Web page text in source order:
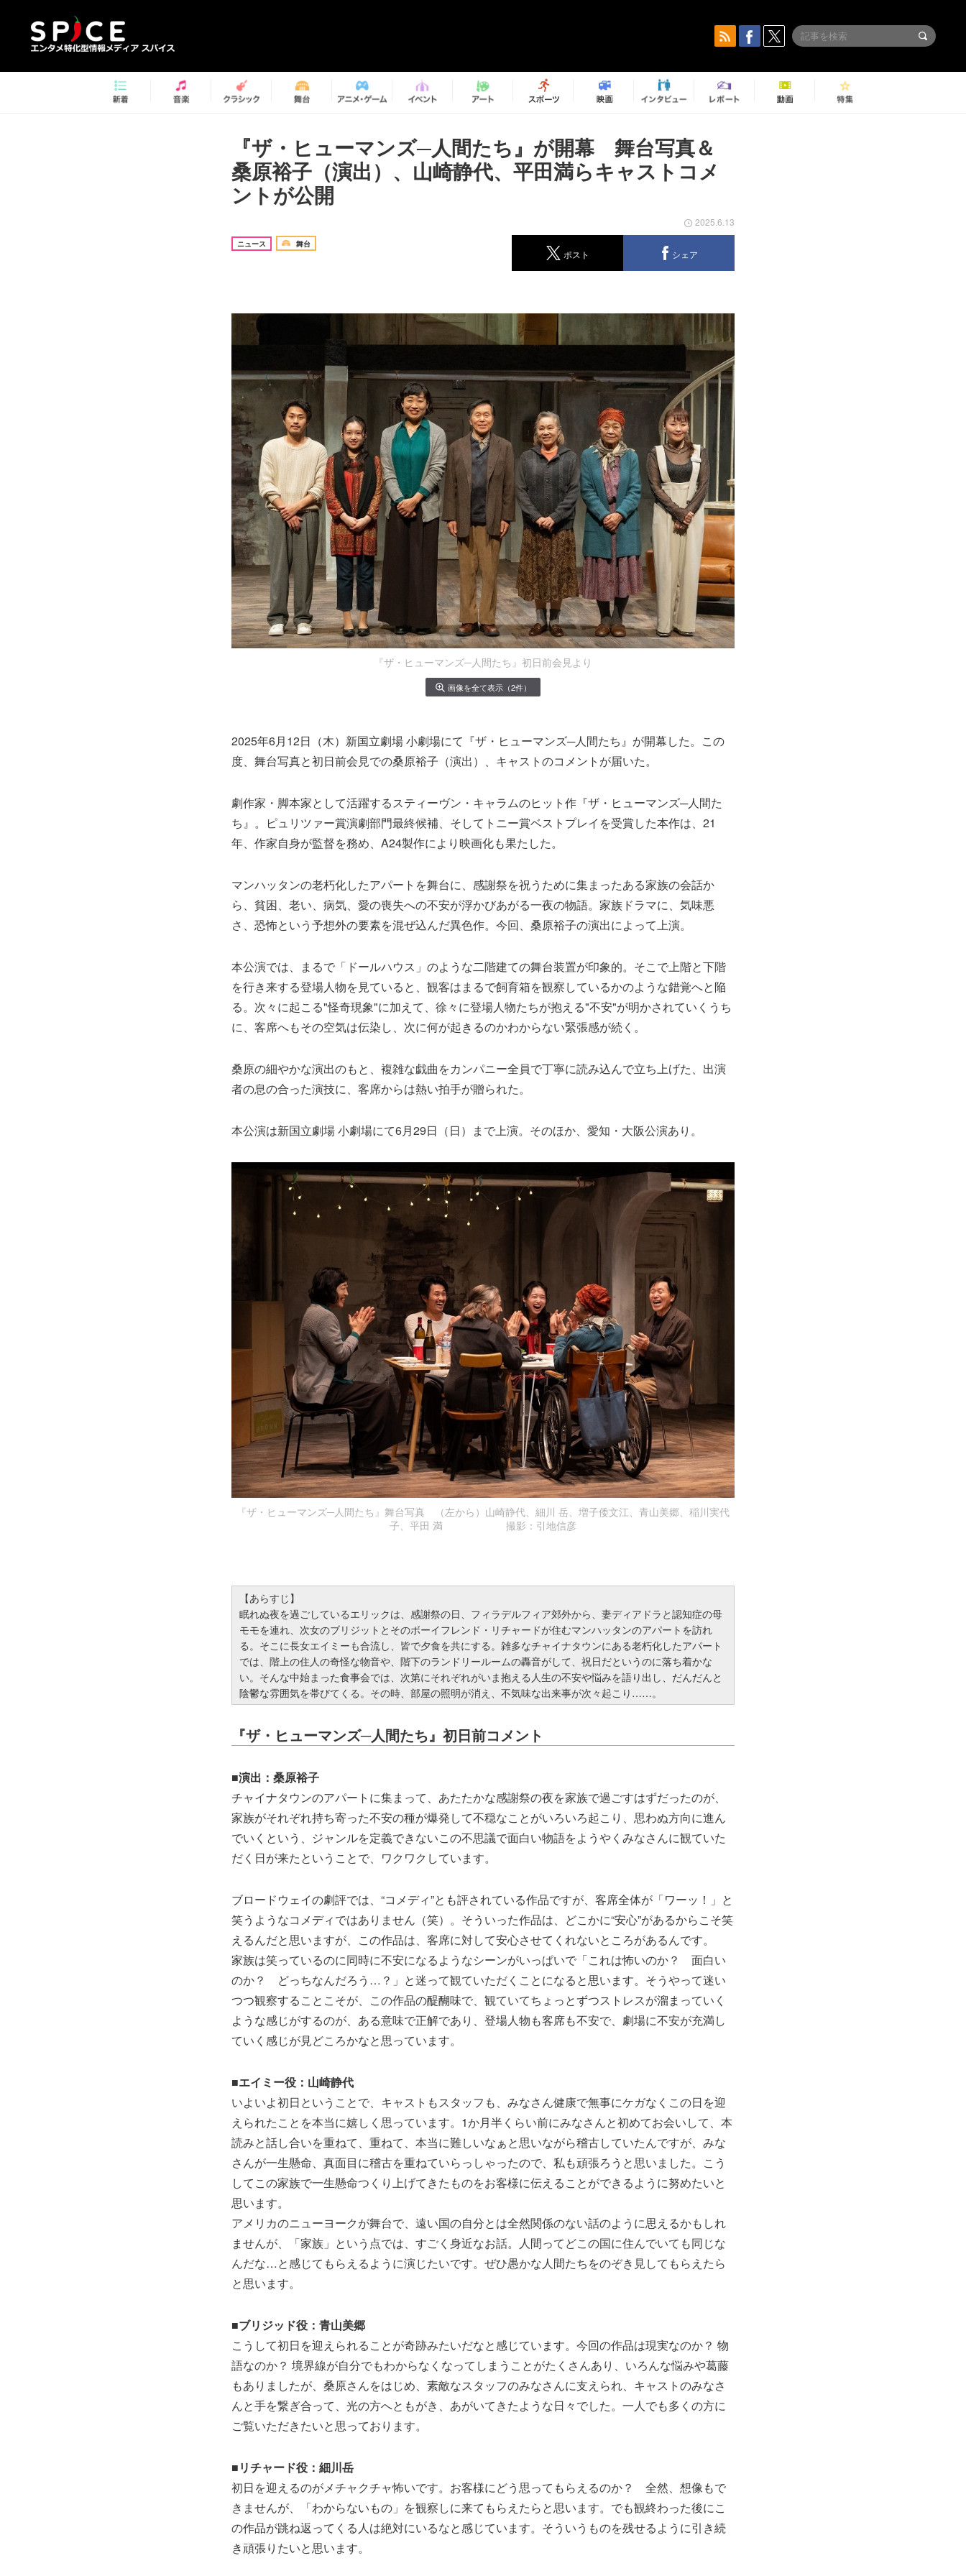
『ザ・ヒューマンズ─人間たち』が開幕 舞台写真＆
桑原裕子（演出）、山崎静代、平田満らキャストコメ
ントが公開
ニュース 舞台
2025.6.13
ポスト シェア
『ザ・ヒューマンズ─人間たち』初日前会見より
画像を全て表示（2件）
2025年6月12日（木）新国立劇場 小劇場にて『ザ・ヒューマンズ─人間たち』が開幕した。この
度、舞台写真と初日前会見での桑原裕子（演出）、キャストのコメントが届いた。
劇作家・脚本家として活躍するスティーヴン・キャラムのヒット作『ザ・ヒューマンズ─人間た
ち』。ピュリツァー賞演劇部門最終候補、そしてトニー賞ベストプレイを受賞した本作は、21
年、作家自身が監督を務め、A24製作により映画化も果たした。
マンハッタンの老朽化したアパートを舞台に、感謝祭を祝うために集まったある家族の会話か
ら、貧困、老い、病気、愛の喪失への不安が浮かびあがる一夜の物語。家族ドラマに、気味悪
さ、恐怖という予想外の要素を混ぜ込んだ異色作。今回、桑原裕子の演出によって上演。
本公演では、まるで「ドールハウス」のような二階建ての舞台装置が印象的。そこで上階と下階
を行き来する登場人物を見ていると、観客はまるで飼育箱を観察しているかのような錯覚へと陥
る。次々に起こる"怪奇現象"に加えて、徐々に登場人物たちが抱える"不安"が明かされていくうち
に、客席へもその空気は伝染し、次に何が起きるのかわからない緊張感が続く。
桑原の細やかな演出のもと、複雑な戯曲をカンパニー全員で丁寧に読み込んで立ち上げた、出演
者の息の合った演技に、客席からは熱い拍手が贈られた。
本公演は新国立劇場 小劇場にて6月29日（日）まで上演。そのほか、愛知・大阪公演あり。
『ザ・ヒューマンズ─人間たち』舞台写真 （左から）山崎静代、細川 岳、増子倭文江、青山美郷、稲川実代
子、平田 満 撮影：引地信彦
【あらすじ】
眠れぬ夜を過ごしているエリックは、感謝祭の日、フィラデルフィア郊外から、妻ディアドラと認知症の母
モモを連れ、次女のブリジットとそのボーイフレンド・リチャードが住むマンハッタンのアパートを訪れ
る。そこに長女エイミーも合流し、皆で夕食を共にする。雑多なチャイナタウンにある老朽化したアパート
では、階上の住人の奇怪な物音や、階下のランドリールームの轟音がして、祝日だというのに落ち着かな
い。そんな中始まった食事会では、次第にそれぞれがいま抱える人生の不安や悩みを語り出し、だんだんと
陰鬱な雰囲気を帯びてくる。その時、部屋の照明が消え、不気味な出来事が次々起こり……。
『ザ・ヒューマンズ─人間たち』初日前コメント
■演出：桑原裕子
チャイナタウンのアパートに集まって、あたたかな感謝祭の夜を家族で過ごすはずだったのが、
家族がそれぞれ持ち寄った不安の種が爆発して不穏なことがいろいろ起こり、思わぬ方向に進ん
でいくという、ジャンルを定義できないこの不思議で面白い物語をようやくみなさんに観ていた
だく日が来たということで、ワクワクしています。
ブロードウェイの劇評では、“コメディ”とも評されている作品ですが、客席全体が「ワーッ！」と
笑うようなコメディではありません（笑）。そういった作品は、どこかに“安心”があるからこそ笑
えるんだと思いますが、この作品は、客席に対して安心させてくれないところがあるんです。
家族は笑っているのに同時に不安になるようなシーンがいっぱいで「これは怖いのか？ 面白い
のか？ どっちなんだろう…？」と迷って観ていただくことになると思います。そうやって迷い
つつ観察することこそが、この作品の醍醐味で、観ていてちょっとずつストレスが溜まっていく
ような感じがするのが、ある意味で正解であり、登場人物も客席も不安で、劇場に不安が充満し
ていく感じが見どころかなと思っています。
■エイミー役：山崎静代
いよいよ初日ということで、キャストもスタッフも、みなさん健康で無事にケガなくこの日を迎
えられたことを本当に嬉しく思っています。1か月半くらい前にみなさんと初めてお会いして、本
読みと話し合いを重ねて、重ねて、本当に難しいなぁと思いながら稽古していたんですが、みな
さんが一生懸命、真面目に稽古を重ねていらっしゃったので、私も頑張ろうと思いました。こう
してこの家族で一生懸命つくり上げてきたものをお客様に伝えることができるように努めたいと
思います。
アメリカのニューヨークが舞台で、遠い国の自分とは全然関係のない話のように思えるかもしれ
ませんが、「家族」という点では、すごく身近なお話。人間ってどこの国に住んでいても同じな
んだな…と感じてもらえるように演じたいです。ぜひ愚かな人間たちをのぞき見してもらえたら
と思います。
■ブリジッド役：青山美郷
こうして初日を迎えられることが奇跡みたいだなと感じています。今回の作品は現実なのか？ 物
語なのか？ 境界線が自分でもわからなくなってしまうことがたくさんあり、いろんな悩みや葛藤
もありましたが、桑原さんをはじめ、素敵なスタッフのみなさんに支えられ、キャストのみなさ
んと手を繋ぎ合って、光の方へともがき、あがいてきたような日々でした。一人でも多くの方に
ご覧いただきたいと思っております。
■リチャード役：細川岳
初日を迎えるのがメチャクチャ怖いです。お客様にどう思ってもらえるのか？ 全然、想像もで
きませんが、「わからないもの」を観察しに来てもらえたらと思います。でも観終わった後にこ
の作品が跳ね返ってくる人は絶対にいるなと感じています。そういうものを残せるように引き続
き頑張りたいと思います。